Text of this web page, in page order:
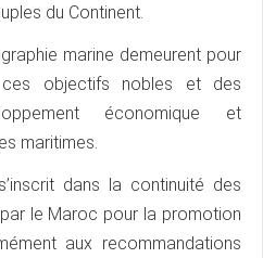
du Continent.
marine demeurent pour
objectifs nobles et des
économique et
maritimes.
dans la continuité des
le Maroc pour la promotion
aux recommandations